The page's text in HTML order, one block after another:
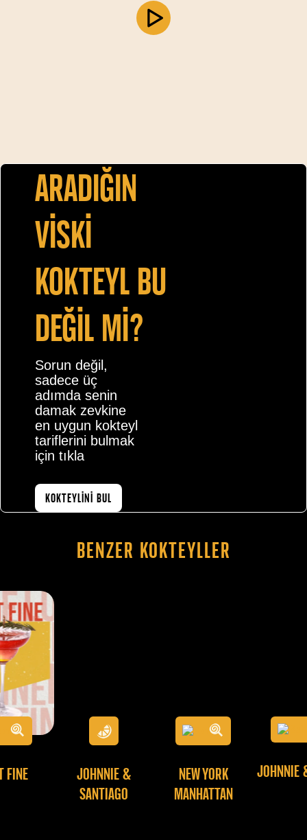
Aradiğin
vİskİ
kokteyl bu
değİl mİ?
Sorun değil,
sadece üç
adımda senin
damak zevkine
en uygun kokteyl
tariflerini bulmak
için tıkla
KOKTEYLİNİ BUL
Benzer Kokteyller
FINE
JOHNNIE &
SANTIAGO
NEW YORK
MANHATTAN
JOHNNIE